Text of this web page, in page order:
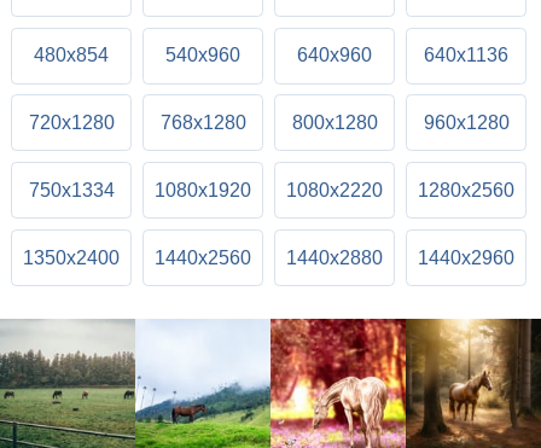
480x854 540x960 640x960 640x1136
720x1280 768x1280 800x1280 960x1280
750x1334 1080x1920 1080x2220 1280x2560
1350x2400 1440x2560 1440x2880 1440x2960